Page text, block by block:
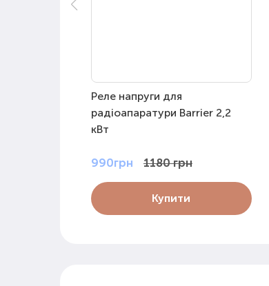
Реле напруги для
радіоапаратури Barrier 2,2
кВт
990грн 1180 грн
Купити